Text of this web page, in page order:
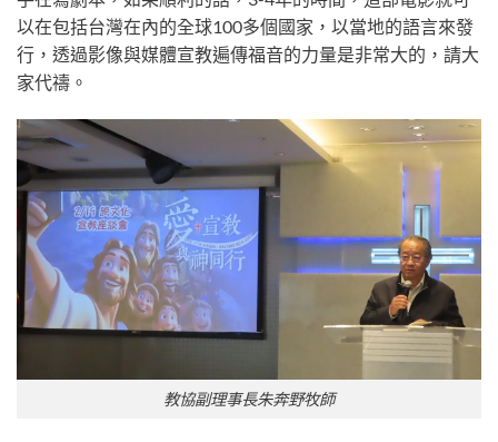
以在包括台灣在內的全球100多個國家，以當地的語言來發
行，透過影像與媒體宣教遍傳福音的力量是非常大的，請大
家代禱。
教協副理事長朱奔野牧師